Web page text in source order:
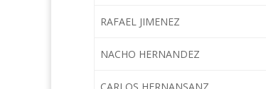
RAFAEL JIMENEZ
NACHO HERNANDEZ